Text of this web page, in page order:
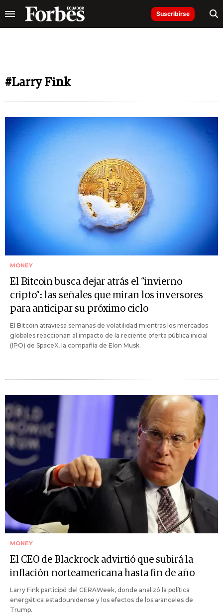
Suscribirse
#Larry Fink
MONEY
El Bitcoin busca dejar atrás el “invierno
cripto”: las señales que miran los inversores
para anticipar su próximo ciclo
El Bitcoin atraviesa semanas de volatilidad mientras los mercados
globales reaccionan al impacto de la reciente oferta pública inicial
(IPO) de SpaceX, la compañía de Elon Musk.
MONEY
El CEO de Blackrock advirtió que subirá la
inflación norteamericana hasta fin de año
Larry Fink participó del CERAWeek, donde analizó la política
energética estadounidense y los efectos de los aranceles de
Trump.